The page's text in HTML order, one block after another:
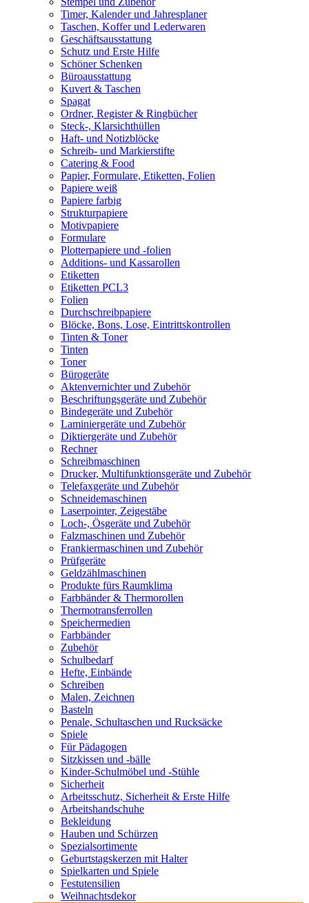
Timer, Kalender und Jahresplaner
Taschen, Koffer und Lederwaren
Geschäftsausstattung
Schutz und Erste Hilfe
Schöner Schenken
Büroausstattung
Kuvert & Taschen
Spagat
Ordner, Register & Ringbücher
Steck-, Klarsichthüllen
Haft- und Notizblöcke
Schreib- und Markierstifte
Catering & Food
Papier, Formulare, Etiketten, Folien
Papiere weiß
Papiere farbig
Strukturpapiere
Motivpapiere
Formulare
Plotterpapiere und -folien
Additions- und Kassarollen
Etiketten
Etiketten PCL3
Folien
Durchschreibpapiere
Blöcke, Bons, Lose, Eintrittskontrollen
Tinten & Toner
Tinten
Toner
Bürogeräte
Aktenvernichter und Zubehör
Beschriftungsgeräte und Zubehör
Bindegeräte und Zubehör
Laminiergeräte und Zubehör
Diktiergeräte und Zubehör
Rechner
Schreibmaschinen
Drucker, Multifunktionsgeräte und Zubehör
Telefaxgeräte und Zubehör
Schneidemaschinen
Laserpointer, Zeigestäbe
Loch-, Ösgeräte und Zubehör
Falzmaschinen und Zubehör
Frankiermaschinen und Zubehör
Prüfgeräte
Geldzählmaschinen
Produkte fürs Raumklima
Farbbänder & Thermorollen
Thermotransferrollen
Speichermedien
Farbbänder
Zubehör
Schulbedarf
Hefte, Einbände
Schreiben
Malen, Zeichnen
Basteln
Penale, Schultaschen und Rucksäcke
Spiele
Für Pädagogen
Sitzkissen und -bälle
Kinder-Schulmöbel und -Stühle
Sicherheit
Arbeitsschutz, Sicherheit & Erste Hilfe
Arbeitshandschuhe
Bekleidung
Hauben und Schürzen
Spezialsortimente
Geburtstagskerzen mit Halter
Spielkarten und Spiele
Festutensilien
Weihnachtsdekor